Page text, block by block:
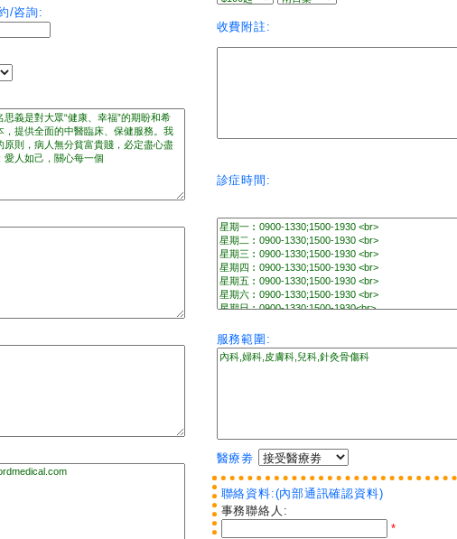
/咨詢:
收費附註:
診症時間:
服務範圍:
醫療劵
聯絡資料:(內部通訊確認資料)
事務聯絡人:
*